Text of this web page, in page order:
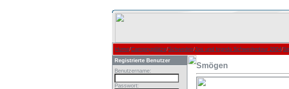
Home/Campingplätze/Schweden/Jos und Ingrids Schwedentour 2004/
Registrierte Benutzer
Benutzername:
Passwort:
Smögen